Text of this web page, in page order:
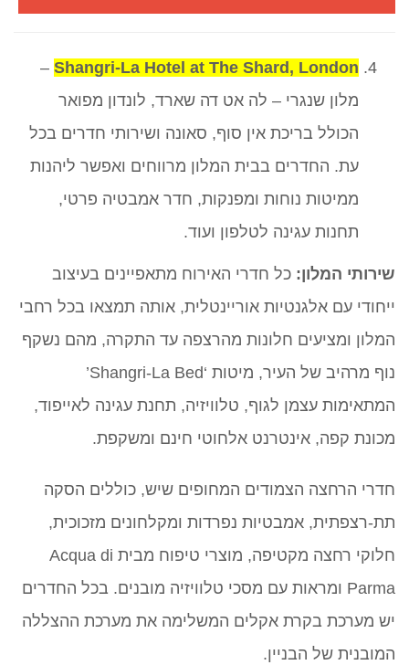
Shangri-La Hotel at The Shard, London
–
מלון שנגרי – לה אט דה שארד, לונדון מפואר
הכולל בריכת אין סוף, סאונה ושירותי חדרים בכל
עת. החדרים בבית המלון מרווחים ואפשר ליהנות
ממיטות נוחות ומפנקות, חדר אמבטיה פרטי,
תחנות עגינה לטלפון ועוד.
שירותי המלון: כל חדרי האירוח מתאפיינים בעיצוב
ייחודי עם אלגנטיות אוריינטלית, אותה תמצאו בכל רחבי
המלון ומציעים חלונות מהרצפה עד התקרה, מהם נשקף
נוף מרהיב של העיר, מיטות ‘Shangri-La Bed’
המתאימות עצמן לגוף, טלוויזיה, תחנת עגינה לאייפוד,
מכונת קפה, אינטרנט אלחוטי חינם ומשקפת.
חדרי הרחצה הצמודים המחופים שיש, כוללים הסקה
תת-רצפתית, אמבטיות נפרדות ומקלחונים מזכוכית,
חלוקי רחצה מקטיפה, מוצרי טיפוח מבית Acqua di
Parma ומראות עם מסכי טלוויזיה מובנים. בכל החדרים
יש מערכת בקרת אקלים המשלימה את מערכת ההצללה
המובנית של הבניין.